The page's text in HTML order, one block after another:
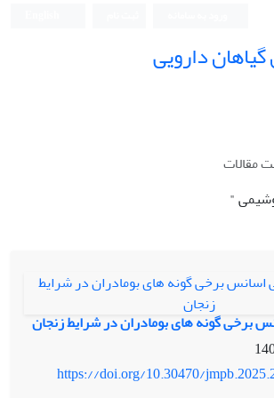
دارویی
مقالات
"
برخی گونه های بومادران در شرایط زنجان
https://doi.org/10.30470/